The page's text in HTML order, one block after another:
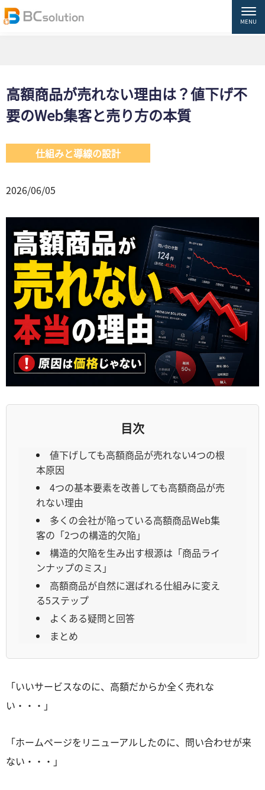
HOME ブログ
仕組みと導線の設計
高額商品が売れない理由は？値下げ不要のWeb集客と売り方の本質
高額商品が売れない理由は？値下げ不
要のWeb集客と売り方の本質
仕組みと導線の設計
2026/06/05
目次
値下げしても高額商品が売れない4つの根
本原因
4つの基本要素を改善しても高額商品が売
れない理由
多くの会社が陥っている高額商品Web集
客の「2つの構造的欠陥」
構造的欠陥を生み出す根源は「商品ライ
ンナップのミス」
高額商品が自然に選ばれる仕組みに変え
る5ステップ
よくある疑問と回答
まとめ
「いいサービスなのに、高額だからか全く売れな
い・・・」
「ホームページをリニューアルしたのに、問い合わせが来
ない・・・」